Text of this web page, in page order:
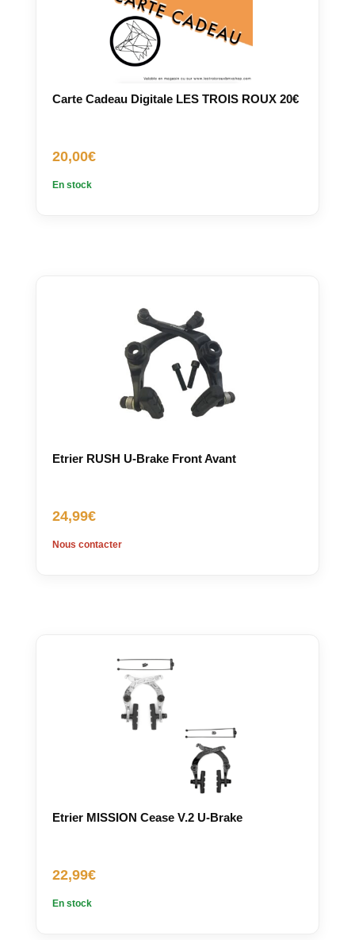
Carte Cadeau Digitale LES TROIS ROUX 20€
20,00€
En stock
Etrier RUSH U-Brake Front Avant
24,99€
Nous contacter
Etrier MISSION Cease V.2 U-Brake
22,99€
En stock